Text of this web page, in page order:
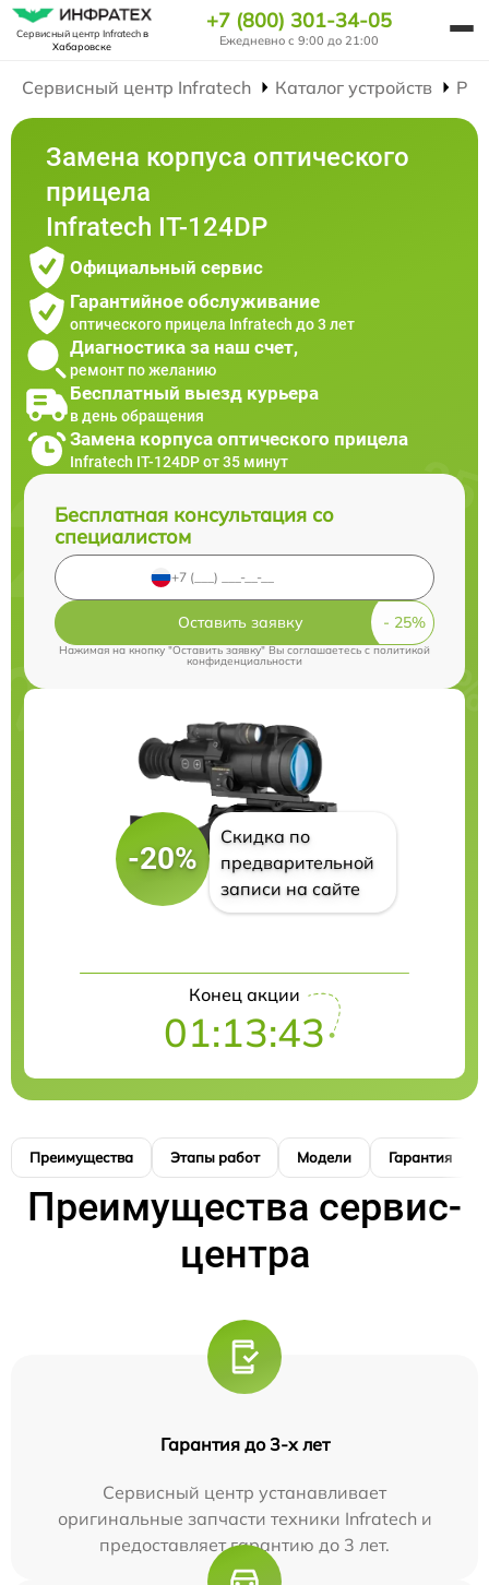
Сервисный центр Infratechв
Хабаровске
+7 (800) 301-34-05
Ежедневно с 9:00 до 21:00
Сервисный центр Infratech Каталог устройств
Замена корпуса оптического
прицела
Infratech IT-124DP
Официальный сервис
Гарантийное обслуживание
оптического прицела Infratech до 3 лет
Диагностика за наш счет,
ремонт по желанию
Бесплатный выезд курьера
в день обращения
Замена корпуса оптического прицела
Infratech IT-124DP от 35 минут
Бесплатная консультация со
специалистом
Оставить заявку
Нажимая на кнопку "Оставить заявку" Вы соглашаетесь cполитикой
конфиденциальности
-20%
Скидка по
предварительной
записи на сайте
Конец акции
01:13:42
Преимущества Этапы работ Модели Гарантия
Преимущества сервис-
центра
Гарантия до 3-х лет
Сервисный центр устанавливает
оригинальные запчасти техники Infratech и
предоставляет гарантию до 3 лет.